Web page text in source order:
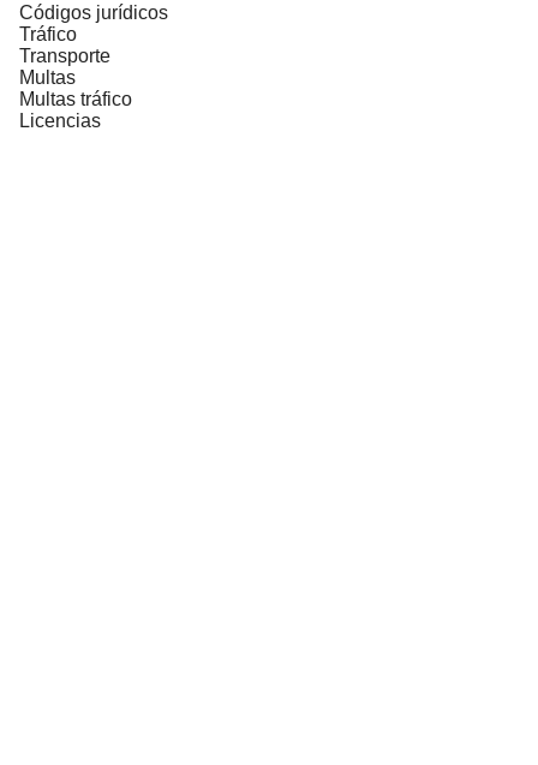
Códigos jurídicos
Tráfico
Transporte
Multas
Multas tráfico
Licencias